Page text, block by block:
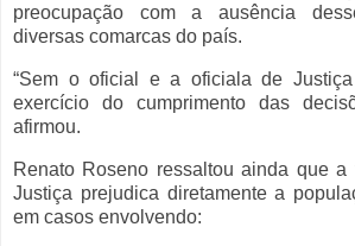
preocupação com a ausência
diversas comarcas do país.
“Sem o oficial e a oficiala de
exercício do cumprimento das
afirmou.
Renato Roseno ressaltou ainda que
Justiça prejudica diretamente a
em casos envolvendo: